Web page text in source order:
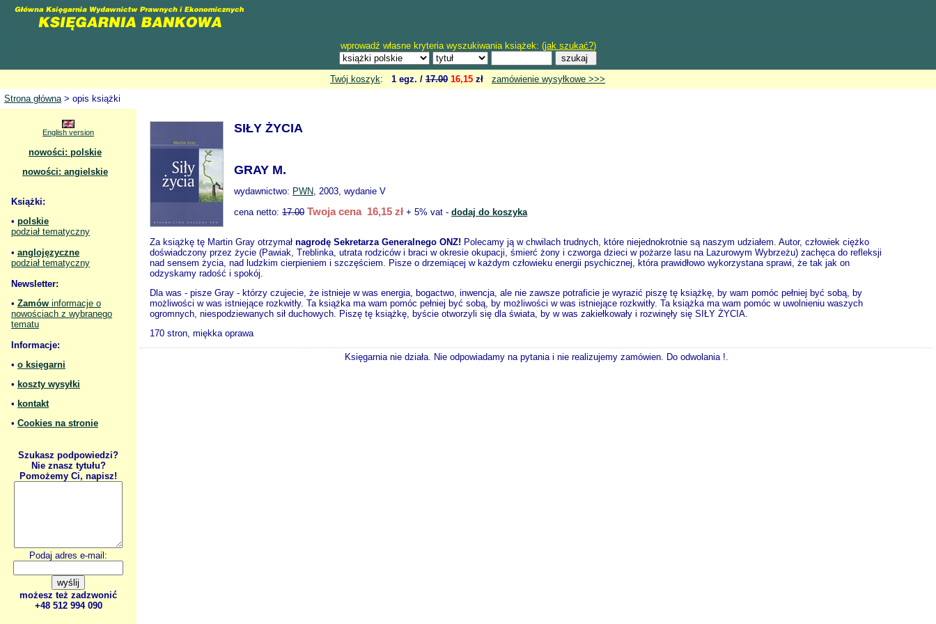
wprowadź własne kryteria wyszukiwania książek: (jak szukać?)
Twój koszyk: 1 egz. / 17.00 16,15 zł
zamówienie wysyłkowe >>>
Strona główna> opis książki
English version
nowości: polskie
nowości: angielskie
Książki:
• polskie
podział tematyczny
• anglojęzyczne
podział tematyczny
Newsletter:
• Zamów informacje o
nowościach z wybranego
tematu
Informacje:
• o księgarni
• koszty wysyłki
• kontakt
• Cookies na stronie
Szukasz podpowiedzi?
Nie znasz tytułu?
Pomożemy Ci, napisz!
Podaj adres e-mail:
możesz też zadzwonić
+48 512 994 090
SIŁY ŻYCIA
GRAY M.
wydawnictwo: PWN, 2003, wydanie V
cena netto: 17.00 Twoja cena 16,15 zł + 5% vat - dodaj do koszyka
Za książkę tę Martin Gray otrzymał nagrodę Sekretarza Generalnego ONZ! Polecamy ją w chwilach trudnych, które niejednokrotnie są naszym udziałem. Autor, człowiek ciężko
doświadczony przez życie (Pawiak, Treblinka, utrata rodziców i braci w okresie okupacji, śmierć żony i czworga dzieci w pożarze lasu na Lazurowym Wybrzeżu) zachęca do refleksji
nad sensem życia, nad ludzkim cierpieniem i szczęściem. Pisze o drzemiącej w każdym człowieku energii psychicznej, która prawidłowo wykorzystana sprawi, że tak jak on
odzyskamy radość i spokój.
Dla was - pisze Gray - którzy czujecie, że istnieje w was energia, bogactwo, inwencja, ale nie zawsze potraficie je wyrazić piszę tę książkę, by wam pomóc pełniej być sobą, by
możliwości w was istniejące rozkwitły. Ta książka ma wam pomóc pełniej być sobą, by możliwości w was istniejące rozkwitły. Ta książka ma wam pomóc w uwolnieniu waszych
ogromnych, niespodziewanych sił duchowych. Piszę tę książkę, byście otworzyli się dla świata, by w was zakiełkowały i rozwinęły się SIŁY ŻYCIA.
170 stron, miękka oprawa
Księgarnia nie działa. Nie odpowiadamy na pytania i nie realizujemy zamówien. Do odwolania !.